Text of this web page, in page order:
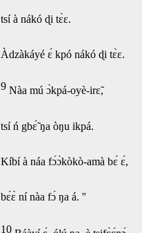
tsí à nákó ɖi tɛ̀ɛ.
Àdzàkáyé ɛ́ kpó nákó ɖi tɛ̀ɛ.
9 Nàa mú ɔ̀kpá-oyè-irɛ̃,
tsí ń gbɛ̃́ ŋa òŋu ikpá.
Kíbí à náa fɔ́ɔ̀kòkò-amà bɛ́ ɛ́,
bɛ́ɛ̀ ní nàa fɔ́ ŋa á. ''
10